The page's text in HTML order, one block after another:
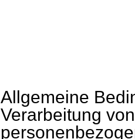
Allgemeine
Verarbeitung von